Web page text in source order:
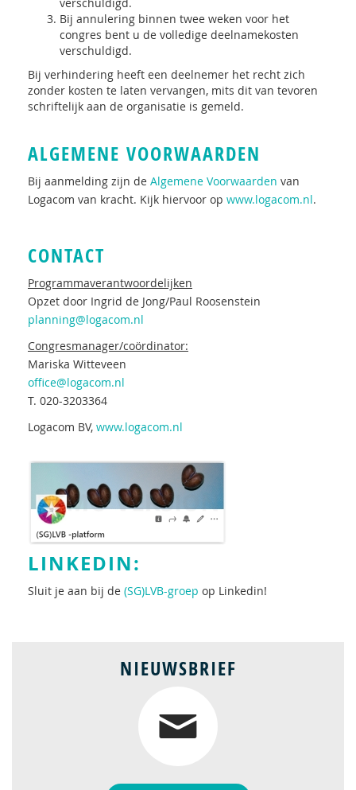
Bij annulering binnen twee weken voor het
congres bent u de volledige deelnamekosten
verschuldigd.
Bij verhindering heeft een deelnemer het recht zich
zonder kosten te laten vervangen, mits dit van tevoren
schriftelijk aan de organisatie is gemeld.
ALGEMENE VOORWAARDEN
Bij aanmelding zijn de Algemene Voorwaarden van
Logacom van kracht. Kijk hiervoor op www.logacom.nl.
CONTACT
Programmaverantwoordelijken
Opzet door Ingrid de Jong/Paul Roosenstein
planning@logacom.nl
Congresmanager/coördinator:
Mariska Witteveen
office@logacom.nl
T. 020-3203364
Logacom BV, www.logacom.nl
LINKEDIN:
Sluit je aan bij de (SG)LVB-groep op Linkedin!
NIEUWSBRIEF